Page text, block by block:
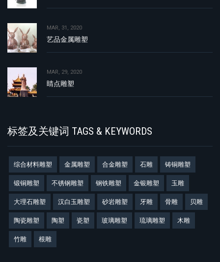
MAR, 31, 2020
艺品金属雕塑
MAR, 29, 2020
睛点雕塑
标签及关键词 TAGS & KEYWORDS
综合材料雕塑 金属雕塑 合金雕塑 石雕 铸铜雕塑
锻铜雕塑 不锈钢雕塑 钢铁雕塑 金银雕塑 玉雕
大理石雕塑 汉白玉雕塑 砂岩雕塑 牙雕 骨雕 贝雕
陶瓷雕塑 陶塑 瓷塑 玻璃雕塑 琉璃雕塑 木雕
竹雕 根雕